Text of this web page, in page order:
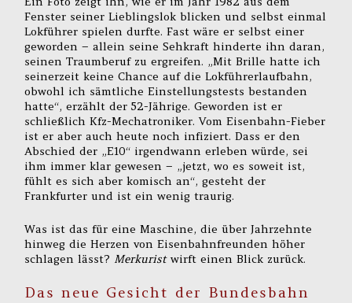
Fenster seiner Lieblingslok blicken und selbst einmal
Lokführer spielen durfte. Fast wäre er selbst einer
geworden – allein seine Sehkraft hinderte ihn daran,
seinen Traumberuf zu ergreifen. „Mit Brille hatte ich
seinerzeit keine Chance auf die Lokführerlaufbahn,
obwohl ich sämtliche Einstellungstests bestanden
hatte“, erzählt der 52-Jährige. Geworden ist er
schließlich Kfz-Mechatroniker. Vom Eisenbahn-Fieber
ist er aber auch heute noch infiziert. Dass er den
Abschied der „E10“ irgendwann erleben würde, sei
ihm immer klar gewesen – „jetzt, wo es soweit ist,
fühlt es sich aber komisch an“, gesteht der
Frankfurter und ist ein wenig traurig.
Was ist das für eine Maschine, die über Jahrzehnte
hinweg die Herzen von Eisenbahnfreunden höher
schlagen lässt? Merkuristwirft einen Blick zurück.
Das neue Gesicht der Bundesbahn